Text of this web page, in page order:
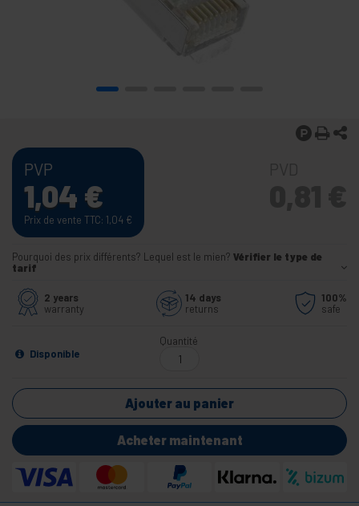
PVP
1,04 €
Prix de vente TTC: 1,04 €
Pourquoi des prix différents? Lequel est le mien? Vérifier le type de
tarif
2 years
warranty
14 days
returns
100%
safe
Disponible
Quantité
Ajouter au panier
Acheter maintenant